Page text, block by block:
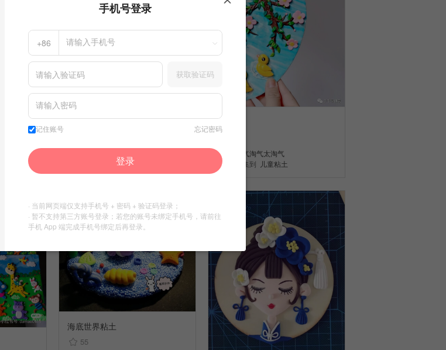
粘土
119
收集到儿童粘土
粘土
淘气淘气太淘气
收集到 儿童粘土
海底世界粘土
55
手机号登录
+86
获取验证码
记住账号 忘记密码
登录
· 当前网页端仅支持手机号 + 密码 + 验证码登录；
· 暂不支持第三方账号登录；若您的账号未绑定手机号，请前往
手机 App 端完成手机号绑定后再登录。